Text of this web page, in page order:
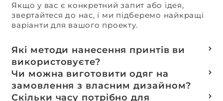
Якщо у вас є конкретний запит або ідея,
звертайтеся до нас, і ми підберемо найкращі
варіанти для вашого проекту.
Які методи нанесення принтів ви
використовуєте?
Термотранферний
Шовкотрафаретний
DTF – друк
Чи можна виготовити одяг на
замовлення з власним дизайном?
Так, ми спеціалізуємося на розробці колекцій
Скільки часу потрібно для